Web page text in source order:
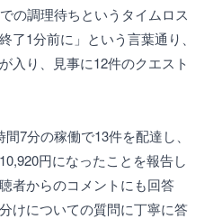
の調理待ちというタイムロス
了1分前に」という言葉通り、
入り、見事に12件のクエスト
7分の稼働で13件を配達し、
円になったことを報告し
者からのコメントにも回答
けについての質問に丁寧に答